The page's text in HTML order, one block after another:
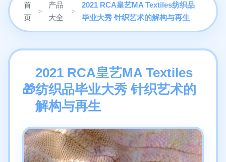
首
页
>
产品
大全
>
2021 RCA皇艺MA Textiles纺织品
毕业大秀 针织艺术的解构与再生
2021 RCA皇艺MA Textiles
纺织品毕业大秀 针织艺术的
解构与再生